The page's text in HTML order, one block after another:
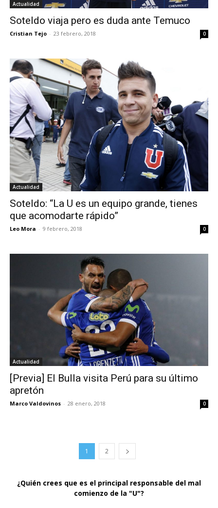
Actualidad
Soteldo viaja pero es duda ante Temuco
Cristian Tejo - 23 febrero, 2018 0
Actualidad
Soteldo: “La U es un equipo grande, tienes
que acomodarte rápido”
Leo Mora - 9 febrero, 2018 0
Actualidad
[Previa] El Bulla visita Perú para su último
apretón
Marco Valdovinos - 28 enero, 2018 0
1 2
¿Quién crees que es el principal responsable del mal
comienzo de la "U"?